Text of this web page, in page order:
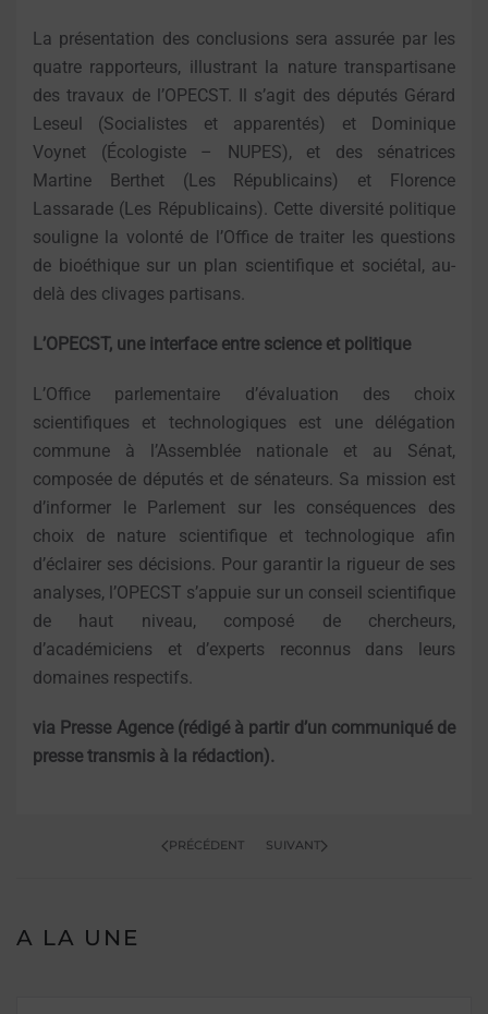
La présentation des conclusions sera assurée par les
quatre rapporteurs, illustrant la nature transpartisane
des travaux de l’OPECST. Il s’agit des députés Gérard
Leseul (Socialistes et apparentés) et Dominique
Voynet (Écologiste – NUPES), et des sénatrices
Martine Berthet (Les Républicains) et Florence
Lassarade (Les Républicains). Cette diversité politique
souligne la volonté de l’Office de traiter les questions
de bioéthique sur un plan scientifique et sociétal, au-
delà des clivages partisans.
L’OPECST, une interface entre science et politique
L’Office parlementaire d’évaluation des choix
scientifiques et technologiques est une délégation
commune à l’Assemblée nationale et au Sénat,
composée de députés et de sénateurs. Sa mission est
d’informer le Parlement sur les conséquences des
choix de nature scientifique et technologique afin
d’éclairer ses décisions. Pour garantir la rigueur de ses
analyses, l’OPECST s’appuie sur un conseil scientifique
de haut niveau, composé de chercheurs,
d’académiciens et d’experts reconnus dans leurs
domaines respectifs.
via Presse Agence (rédigé à partir d’un communiqué de
presse transmis à la rédaction).
PRÉCÉDENT SUIVANT
A LA UNE